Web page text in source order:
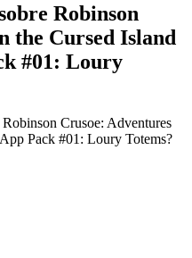
Robinson
the Cursed Island
#01: Loury
Crusoe: Adventures
Pack #01: Loury Totems?